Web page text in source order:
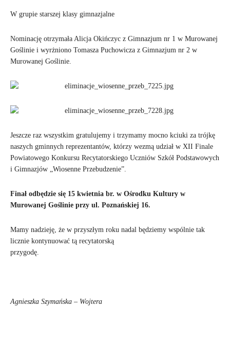
W grupie starszej klasy gimnazjalne
Nominację otrzymała Alicja Okińczyc z Gimnazjum nr 1 w Murowanej
Goślinie i wyrżniono Tomasza Puchowicza z Gimnazjum nr 2 w
Murowanej Goślinie.
Jeszcze raz wszystkim gratulujemy i trzymamy mocno kciuki za trójkę
naszych gminnych reprezentantów, którzy wezmą udział w XII Finale
Powiatowego Konkursu Recytatorskiego Uczniów Szkół Podstawowych
i Gimnazjów „Wiosenne Przebudzenie”.
Finał odbędzie się 15 kwietnia br. w Ośrodku Kultury w
Murowanej Goślinie przy ul. Poznańskiej 16.
Mamy nadzieję, że w przyszłym roku nadal będziemy wspólnie tak
licznie kontynuować tą recytatorską
przygodę.
Agnieszka Szymańska – Wojtera